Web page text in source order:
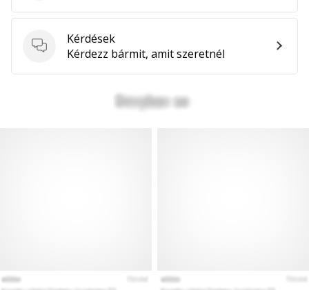
Kérdések
Kérdések
Kérdezz bármit, amit szeretnél